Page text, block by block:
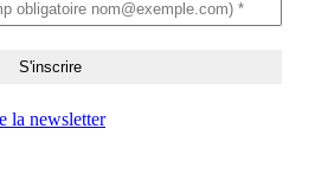
la newsletter